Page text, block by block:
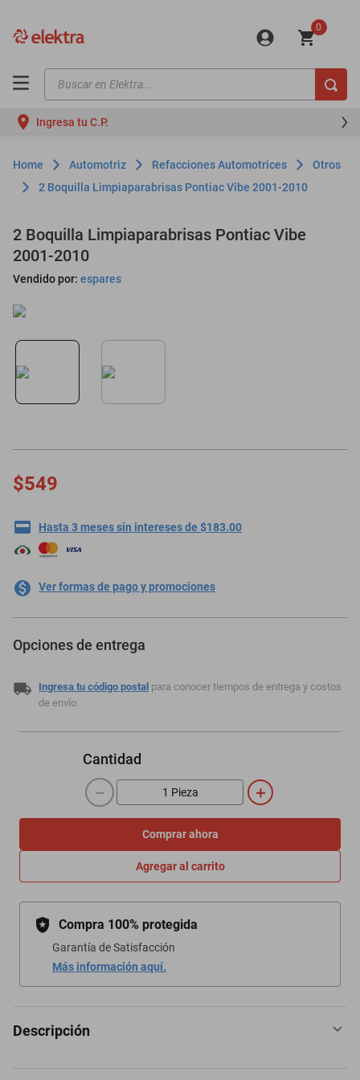
0
Buscar en Elektra...
Ingresa tu C.P.
Automotriz Refacciones Automotrices
Otros
2 Boquilla Limpiaparabrisas Pontiac Vibe 2001-2010
2 Boquilla Limpiaparabrisas Pontiac Vibe
2001-2010
Vendido por: espares
$549
Hasta 3 meses sin intereses de $183.00
Ver formas de pago y promociones
Opciones de entrega
Ingresa tu código postal para conocer tiempos de entrega y costos
de envío
Cantidad
＋
－
Comprar ahora
Agregar al carrito
Compra 100% protegida
Garantía de Satisfacción
Más información aquí.
Descripción
motos
moto
celulares
refrigeradores